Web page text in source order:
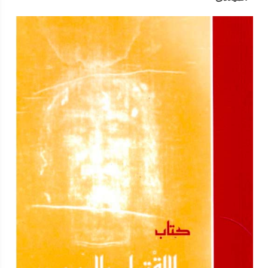
مسيحيو ما بين النهرين وكيليكيا وسوريا . أما فكتور أسقف روما فجاهر
بضرورة ملاحظة أن يكون الصلب يوم الجمعة والقيامة يوم الأحد . (
باعتبار أن يوم الجمعة هو اليوم الذي حدث فيه الصلب ، والأحد هو اليوم
الذي حدث فيه القيامة ) . وقد شايعه فى ذلك مسيحيو مصر والعرب
وبنطس واليونان . واشتد الخلاف بين الأسقفين ، إلا أن المودة كانت
قائمة . وتدخلت الإسكندرية فى هذا الموضوع ، وحاول أسقفها
يمتريوس الكرام التوفيق بين الرأيين (أن تكون ذكرى الصلب يوم
الجمعة والقيامة يوم الأحد ) ، على أن يرتبطا بيوم 14 نيسان ( الفصح
اليهودي ) . وجمع لهذا الغرض علماء الإسكندرية الفلكيين ، وبينهم
بطليموس الفلكي الفرماوى ، ووضع بواسطتهم حساب الابقطى ،
المشهور بحساب الكرمة ، والذي بموجبه أمكن معرفة يوم عيد الفصح
اليهودي ( ذبح الخروف ) فى أية سنة من السنوات المصرية القبطية ،
وحدد يوم الأحد التالي له عيدا للقيامة . وبهذا ينفذ ما أوصى به الرسل
ألا يكون الفصحان اليهودي والمسيحي فى يوم واحد . وقد أقر المجمع
المسكوني الأول المنعقد فى نيقية سنة 325 م هذا الرأي وكلف
الإسكندرية بإصدار منشور عن العيد كل سنة . الرب يحرسنا من غواية
الشيطان ببركة صلاة القديسين . آمين استشهاد القديس هانوليوس
الأمير في مثل هذا اليوم استشهد القديس الطوباوي هانوليوس الأمير
فى مدينة برجة (أنظر أع 13 : 13،14 : 25) من أعمال بمفيلية . وهذا
الأمير دفعته محبته للمسيح أن يجاهر بأيمانه . فقبض عليه بارنباخس
الأمير من قبل دقلديانوس فاعترف أمامه بالسيد المسيح معطيا إياه